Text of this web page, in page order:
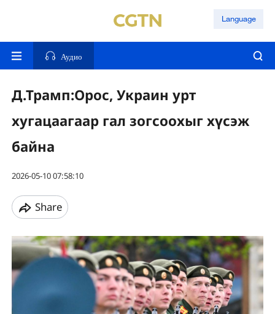
Language
Аудио
Д.Трамп:Орос, Украин урт
хугацаагаар гал зогсоохыг хүсэж
байна
2026-05-10 07:58:10
Share